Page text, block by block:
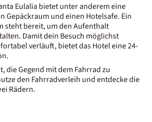
Eulalia bietet unter anderem eine
Gepäckraum und einen Hotelsafe. Ein
steht bereit, um den Aufenthalt
Damit dein Besuch möglichst
verläuft, bietet das Hotel eine 24-
die Gegend mit dem Fahrrad zu
den Fahrradverleih und entdecke die
Rädern.